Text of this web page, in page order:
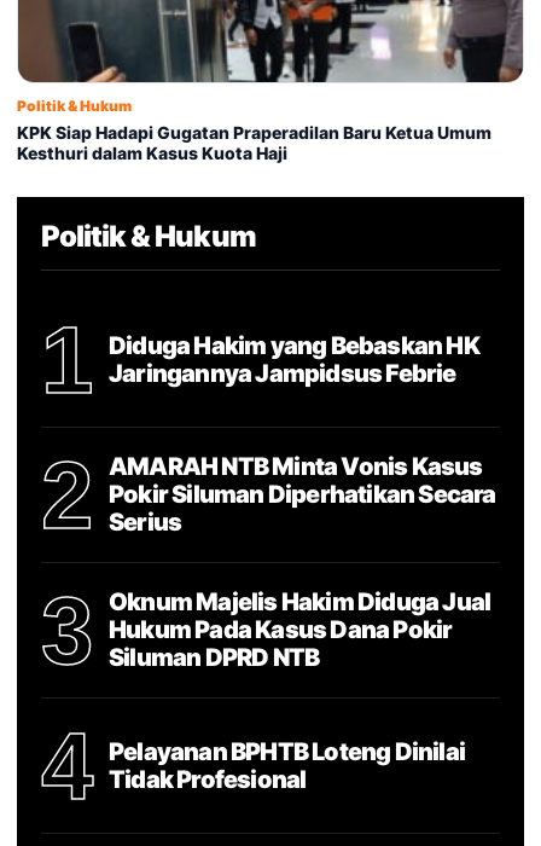
Politik & Hukum
KPK Siap Hadapi Gugatan Praperadilan Baru Ketua Umum
Kesthuri dalam Kasus Kuota Haji
Politik & Hukum
1
Diduga Hakim yang Bebaskan HK
Jaringannya Jampidsus Febrie
2
AMARAH NTB Minta Vonis Kasus
Pokir Siluman Diperhatikan Secara
Serius
3
Oknum Majelis Hakim Diduga Jual
Hukum Pada Kasus Dana Pokir
Siluman DPRD NTB
4
Pelayanan BPHTB Loteng Dinilai
Tidak Profesional